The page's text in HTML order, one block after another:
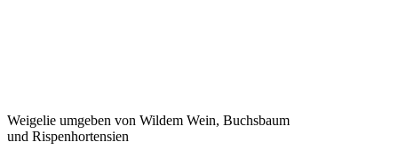
Weigelie umgeben von Wildem Wein, Buchsbaum
und Rispenhortensien